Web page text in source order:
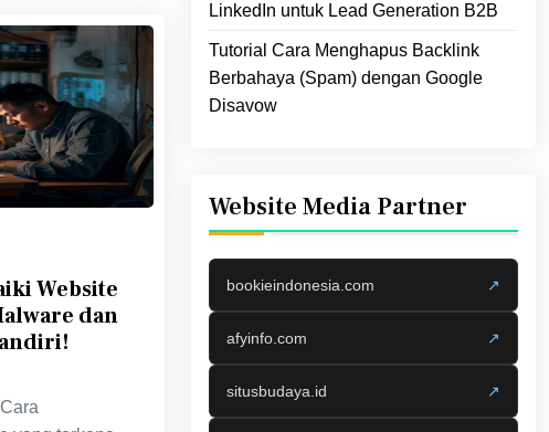
Website
dan
LinkedIn untuk Lead Generation B2B
Tutorial Cara Menghapus Backlink
Berbahaya (Spam) dengan Google
Disavow
Website Media Partner
bookieindonesia.com ↗
afyinfo.com ↗
situsbudaya.id ↗